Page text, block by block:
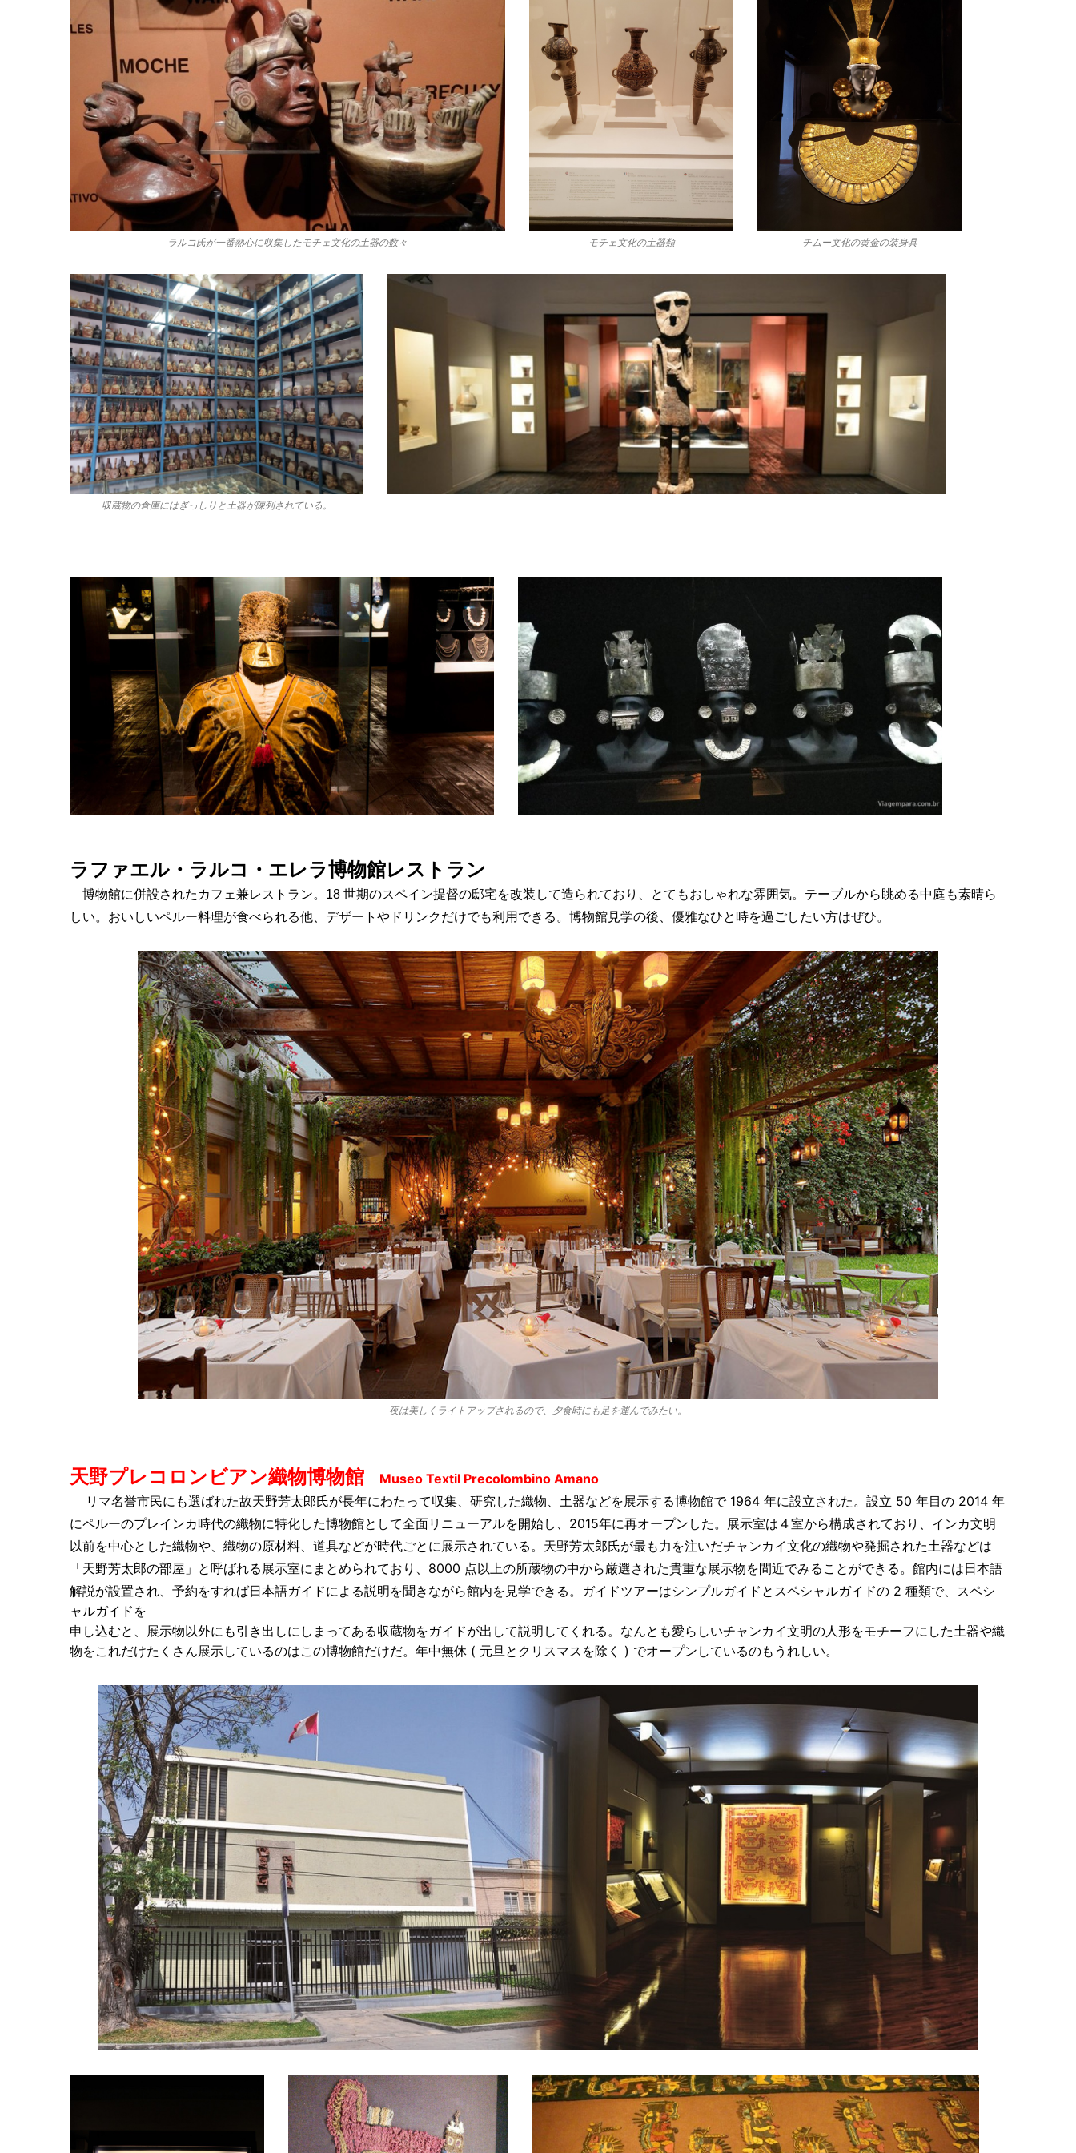
ラルコ氏が一番熱心に収集したモチェ文化の土器の数々 モチェ文化の土器類 チムー文化の黄金の装身具
収蔵物の倉庫にはぎっしりと土器が陳列されている。
ラファエル・ラルコ・エレラ博物館レストラン
博物館に併設されたカフェ兼レストラン。18 世期のスペイン提督の邸宅を改装して造られており、 とてもおしゃれな雰囲気。テーブルから眺める中庭も素晴ら
しい。 おいしいペルー料理が食べられる他、デザート やドリンクだけでも利用できる。博物館見学の後、 優雅なひと時を過ごしたい方はぜひ。
夜は美しくライトアップされるので、夕食時にも足を運んでみたい。
天野プレコロンビアン織物博物館
Museo Textil Precolombino Amano
リマ名誉市民にも選ばれた故天野芳太郎氏が長年にわたって収集、研究した織物、土器などを展示する博物館で 1964 年に設立された。設立 50 年目の 2014 年
にペルーのプレインカ時代の織物に特化した博物館として全面リニューアルを開始し、2015年に再オープンした。展示室は４室から構成されており、インカ文明
以前を中心とした織物や、織物の原材料、道具などが時代ごとに展示されている。天野芳太郎氏が最も力を注いだチャンカイ文化の織物や発掘された土器などは
「天野芳太郎の部屋」と呼ばれる展示室にまとめられており、8000 点以上の所蔵物の中から厳選された貴重な展示物を間近でみることができる。館内には日本語
解説が設置され、 予約をすれば日本語ガイドによる説明を聞きながら館内を見学できる。ガイドツアーはシンプルガイド とスペシャルガイドの 2 種類で、スペシ
ャルガイドを
申し込むと、展示物以外にも引き出しにしまってある収蔵物をガイドが出して説明してくれる。なんと も愛らしいチャンカイ文明の人形をモチーフにした土器や織
物をこれだけたくさん展示しているのはこの博物館だけだ。年中無休 ( 元旦とクリスマスを除 く ) でオープンしているのもうれしい。